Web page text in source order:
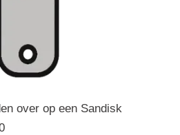
over op een Sandisk